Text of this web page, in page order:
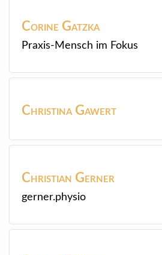
Corine Gatzka
Praxis-Mensch im Fokus
Christina Gawert
Christian Gerner
gerner.physio